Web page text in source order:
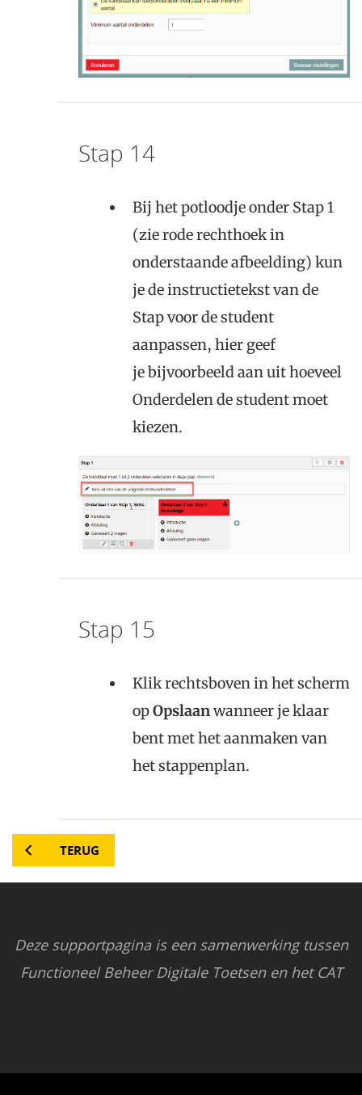
Stap 14
Bij het potloodje onder Stap 1
(zie rode rechthoek in
onderstaande afbeelding) kun
je de instructietekst van de
Stap voor de student
aanpassen, hier geef
je bijvoorbeeld aan uit hoeveel
Onderdelen de student moet
kiezen.
Stap 15
Klik rechtsboven in het scherm
opOpslaanwanneer je klaar
bent met het aanmaken van
het stappenplan.
TERUG
Deze supportpagina is een samenwerking tussen
Functioneel Beheer Digitale Toetsen en het CAT